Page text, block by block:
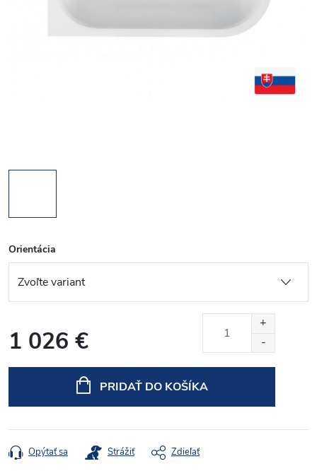
Orientácia
1 026 €
PRIDAŤ DO KOŠÍKA
Opýtať sa Strážiť Zdieľať